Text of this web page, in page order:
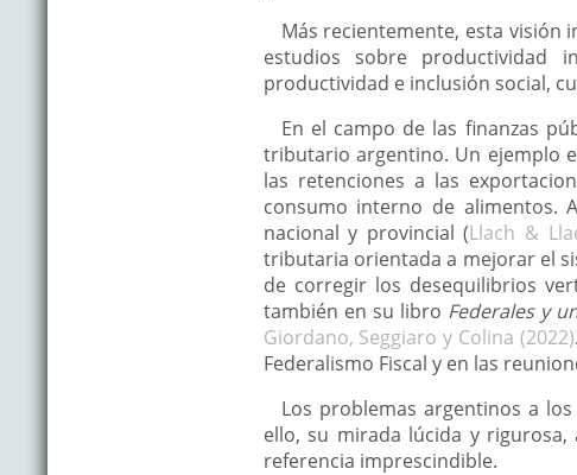
Más recientemente, esta visión
estudios sobre productividad
productividad e inclusión social,
En el campo de las finanzas
tributario argentino. Un ejemplo
las retenciones a las
consumo interno de alimentos.
nacional y provincial (Llach &
tributaria orientada a mejorar el
de corregir los desequilibrios
también en su libro Federales y
Giordano, Seggiaro y Colina (2022)
Federalismo Fiscal y en las
Los problemas argentinos a
ello, su mirada lúcida y
referencia imprescindible.